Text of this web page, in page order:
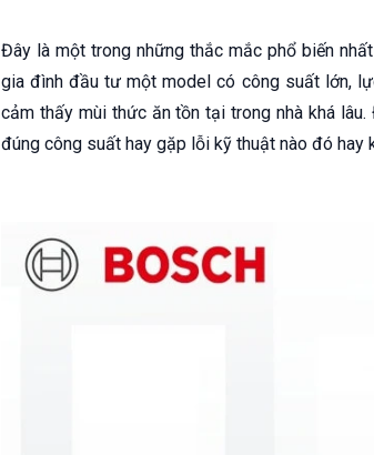
Đây là một trong những thắc mắc phổ biến
gia đình đầu tư một model có công suất lớn,
cảm thấy mùi thức ăn tồn tại trong nhà khá
đúng công suất hay gặp lỗi kỹ thuật nào đó hay